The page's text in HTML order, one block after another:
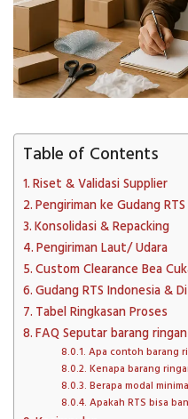
Table of Contents
Riset & Validasi Supplier
Pengiriman ke Gudang
Konsolidasi & Repacking
Pengiriman Laut/ Udara
Custom Clearance Bea
Gudang RTS Indonesia &
Tabel Ringkasan Proses
FAQ Seputar barang
Apa contoh barang
Kenapa barang
Berapa modal
Apakah RTS bisa